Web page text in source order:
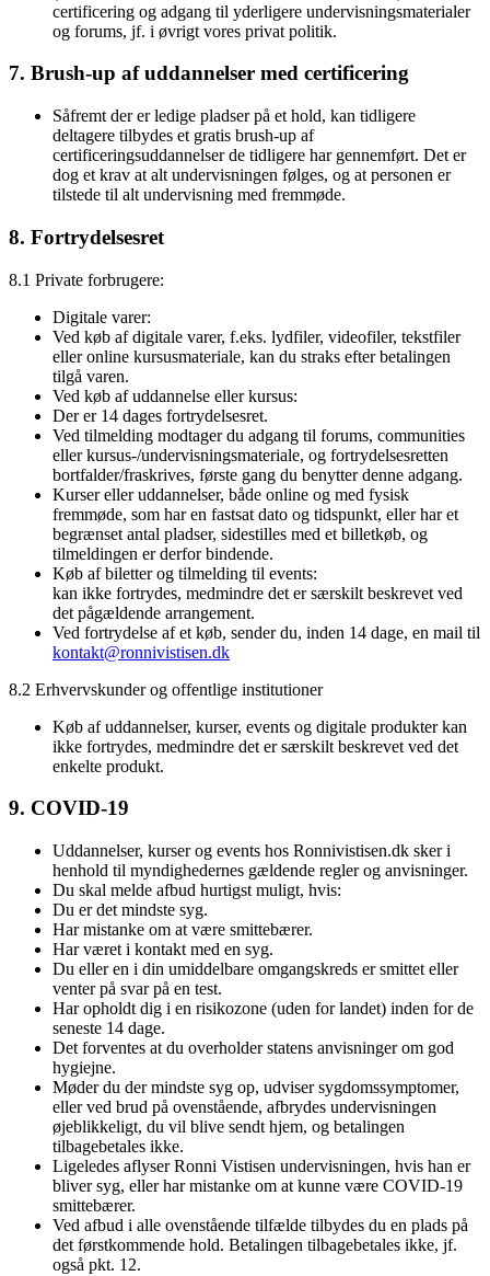
certificering og adgang til yderligere undervisningsmaterialer
og forums, jf. i øvrigt vores privat politik.
7. Brush-up af uddannelser med certificering
Såfremt der er ledige pladser på et hold, kan tidligere
deltagere tilbydes et gratis brush-up af
certificeringsuddannelser de tidligere har gennemført. Det er
dog et krav at alt undervisningen følges, og at personen er
tilstede til alt undervisning med fremmøde.
8. Fortrydelsesret
8.1 Private forbrugere:
Digitale varer:
Ved køb af digitale varer, f.eks. lydfiler, videofiler, tekstfiler
eller online kursusmateriale, kan du straks efter betalingen
tilgå varen.
Ved køb af uddannelse eller kursus:
Der er 14 dages fortrydelsesret.
Ved tilmelding modtager du adgang til forums, communities
eller kursus-/undervisningsmateriale, og fortrydelsesretten
bortfalder/fraskrives, første gang du benytter denne adgang.
Kurser eller uddannelser, både online og med fysisk
fremmøde, som har en fastsat dato og tidspunkt, eller har et
begrænset antal pladser, sidestilles med et billetkøb, og
tilmeldingen er derfor bindende.
Køb af biletter og tilmelding til events:
kan ikke fortrydes, medmindre det er særskilt beskrevet ved
det pågældende arrangement.
Ved fortrydelse af et køb, sender du, inden 14 dage, en mail til
kontakt@ronnivistisen.dk
8.2 Erhvervskunder og offentlige institutioner
Køb af uddannelser, kurser, events og digitale produkter kan
ikke fortrydes, medmindre det er særskilt beskrevet ved det
enkelte produkt.
9. COVID-19
Uddannelser, kurser og events hos Ronnivistisen.dk sker i
henhold til myndighedernes gældende regler og anvisninger.
Du skal melde afbud hurtigst muligt, hvis:
Du er det mindste syg.
Har mistanke om at være smittebærer.
Har været i kontakt med en syg.
Du eller en i din umiddelbare omgangskreds er smittet eller
venter på svar på en test.
Har opholdt dig i en risikozone (uden for landet) inden for de
seneste 14 dage.
Det forventes at du overholder statens anvisninger om god
hygiejne.
Møder du der mindste syg op, udviser sygdomssymptomer,
eller ved brud på ovenstående, afbrydes undervisningen
øjeblikkeligt, du vil blive sendt hjem, og betalingen
tilbagebetales ikke.
Ligeledes aflyser Ronni Vistisen undervisningen, hvis han er
bliver syg, eller har mistanke om at kunne være COVID-19
smittebærer.
Ved afbud i alle ovenstående tilfælde tilbydes du en plads på
det førstkommende hold. Betalingen tilbagebetales ikke, jf.
også pkt. 12.